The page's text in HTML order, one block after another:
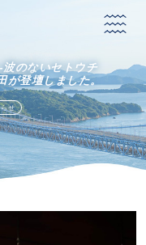
のないセトウチ
が登壇しました。
せ